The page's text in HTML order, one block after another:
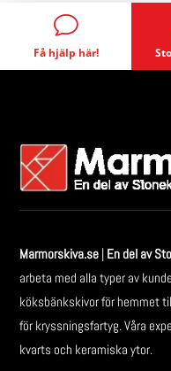
v
Få hjälp här!
Marmorskiva.se | En del av
arbeta med alla typer av
köksbänkskivor för hemmet
för kryssningsfartyg. Våra
kvarts och keramiska ytor.